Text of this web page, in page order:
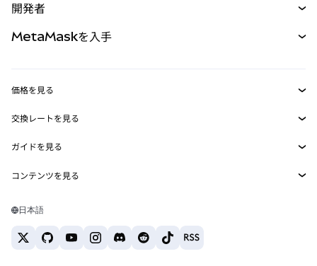
パーペチュアル
RWA
開発者
MetaMask Connect
Snaps
Web3サービス
MetaMaskを入手
セキュリティ
サポート
キャリア
お問い合わせ
価格を見る
イーサリアムの価格
Solanaの価格
Tetherの価格
交換レートを見る
ETH→USD
USDT→INR
BTC→INR
ETH→USDT
ガイドを見る
ETHの購入
USDTの購入
コンテンツを見る
Solanaウォレット
日本語